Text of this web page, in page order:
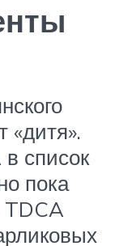
«дитя».
список
пока
TDCA